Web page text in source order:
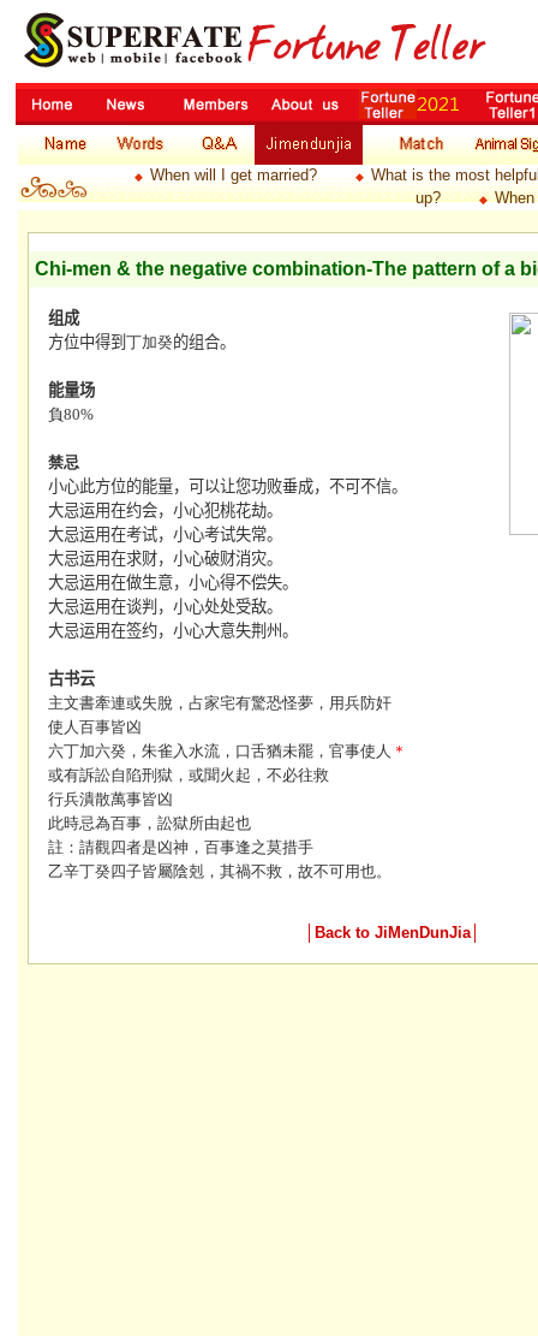
◆ When will I get married? ◆What is the most
up?
◆
Chi-men & the negative combination-The pattern of a
组成
方位中得到 丁加癸的组合。
能量场
負80%
禁忌
小心此方位的能量，可以让您功败垂成， 不可不信。
大忌运用在约会， 小心犯桃花劫。
大忌运用在考试， 小心考试失常。
大忌运用在求财， 小心破财消灾。
大忌运用在做生意， 小心得不偿失。
大忌运用在谈判， 小心处处受敌。
大忌运用在签约， 小心大意失荆州。
古书云
主文書牽連或失脫，占家宅有驚恐怪夢，用兵防奸
使人百事皆凶
六丁加六癸，朱雀入水流，口舌猶未罷，官事使人 ＊
或有訴訟自陷刑獄，或聞火起，不必往救
行兵潰散萬事皆凶
此時忌為百事，訟獄所由起也
註：請觀四者是凶神，百事逢之莫措手
乙辛丁癸四子皆屬陰剋，其禍不救，故不可用也。
Back to JiMenDunJia│